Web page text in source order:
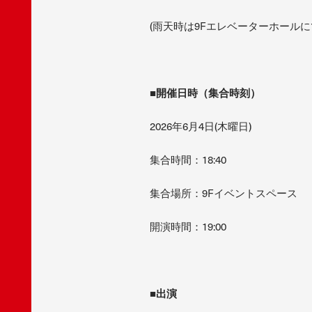
(雨天時は9Fエレベーターホール
■開催日時（集合時刻）
2026年6月4日(木曜日)
集合時間：18:40
集合場所：9Fイベントスペース
開演時間：19:00
■出演